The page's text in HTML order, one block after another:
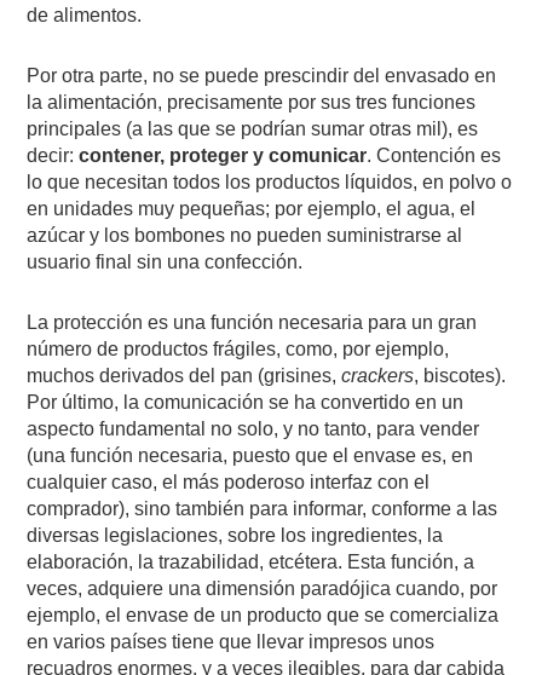
de alimentos.
Por otra parte, no se puede prescindir del envasado en
la alimentación, precisamente por sus tres funciones
principales (a las que se podrían sumar otras mil), es
decir:contener, proteger y comunicar. Contención es
lo que necesitan todos los productos líquidos, en polvo o
en unidades muy pequeñas; por ejemplo, el agua, el
azúcar y los bombones no pueden suministrarse al
usuario final sin una confección.
La protección es una función necesaria para un gran
número de productos frágiles, como, por ejemplo,
muchos derivados del pan (grisines,crackers, biscotes).
Por último, la comunicación se ha convertido en un
aspecto fundamental no solo, y no tanto, para vender
(una función necesaria, puesto que el envase es, en
cualquier caso, el más poderoso interfaz con el
comprador), sino también para informar, conforme a las
diversas legislaciones, sobre los ingredientes, la
elaboración, la trazabilidad, etcétera. Esta función, a
veces, adquiere una dimensión paradójica cuando, por
ejemplo, el envase de un producto que se comercializa
en varios países tiene que llevar impresos unos
recuadros enormes, y a veces ilegibles, para dar cabida